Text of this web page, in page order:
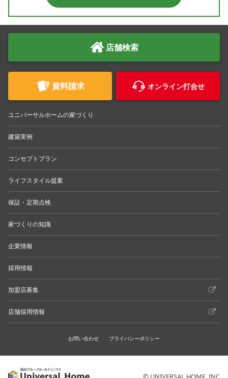
店舗検索
資料請求 オンライン打合せ
ユニバーサルホームの家づくり
建築実例
コンセプトプラン
ライフスタイル提案
保証・定期点検
家づくりの知識
企業情報
採用情報
加盟店募集
店舗採用情報
お問い合わせ プライバシーポリシー